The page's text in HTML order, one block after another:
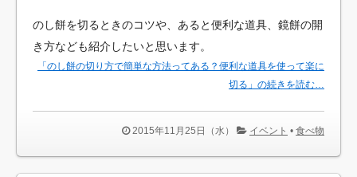
のし餅を切るときのコツや、あると便利な道具、鏡餅の開
き方なども紹介したいと思います。
「のし餅の切り方で簡単な方法ってある？便利な道具を使って楽に
切る」の続きを読む…
2015年11月25日（水） イベント • 食べ物